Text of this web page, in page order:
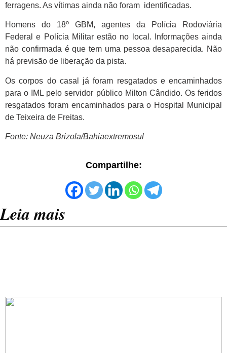
ferragens. As vítimas ainda não foram identificadas.
Homens do 18º GBM, agentes da Polícia Rodoviária
Federal e Polícia Militar estão no local. Informações ainda
não confirmada é que tem uma pessoa desaparecida. Não
há previsão de liberação da pista.
Os corpos do casal já foram resgatados e encaminhados
para o IML pelo servidor público Milton Cândido. Os feridos
resgatados foram encaminhados para o Hospital Municipal
de Teixeira de Freitas.
Fonte: Neuza Brizola/Bahiaextremosul
Compartilhe:
Leia mais